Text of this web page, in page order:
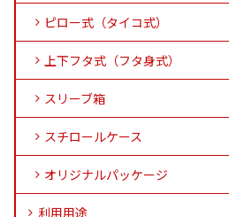
ピロー式（タイコ式）
上下フタ式（フタ身式）
スリーブ箱
スチロールケース
オリジナルパッケージ
利用用途